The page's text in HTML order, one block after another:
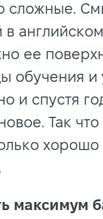
сложные.
в
ее
обучения и
и спустя
Так
хорошо
максимум